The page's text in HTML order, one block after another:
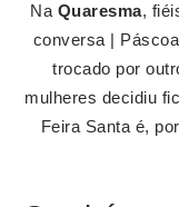
Na Quaresma,
conversa |
trocado por
mulheres decidiu
Feira Santa é,